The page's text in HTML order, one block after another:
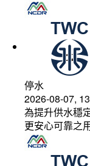
停水
2026-08-07,
為提升供水穩
更安心可靠之